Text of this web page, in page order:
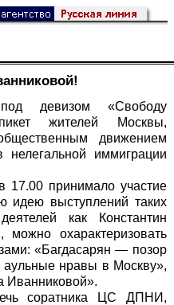
девизом «Свободу
жителей Москвы,
движением
иммиграции
17.00 принимало участие
идею выступлений таких
как Константин
охарактеризовать
«Багдасарян — позор
аульные нравы в Москву»,
Иванниковой».
соратника ЦС ДПНИ,